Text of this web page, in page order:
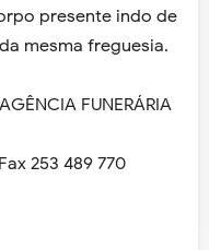
presente indo de
mesma freguesia.
FUNERÁRIA
253 489 770